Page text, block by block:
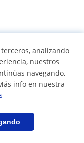
analizando
nuestros
navegando,
info en nuestra